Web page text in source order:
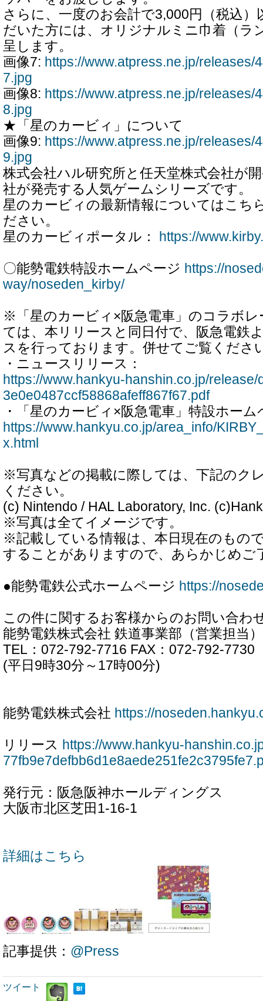
さらに、一度のお会計で3,000円（税込
だいた方には、オリジナルミニ巾着（ラ
呈します。
画像7: https://www.atpress.ne.jp/releases/
7.jpg
画像8: https://www.atpress.ne.jp/releases/
8.jpg
★「星のカービィ」について
画像9: https://www.atpress.ne.jp/releases/
9.jpg
株式会社ハル研究所と任天堂株式会社が
社が発売する人気ゲームシリーズです。
星のカービィの最新情報についてはこち
ださい。
星のカービィポータル：
https://
〇能勢電鉄特設ホームページ https://
way/noseden_kirby/
※「星のカービィ×阪急電車」のコラボ
ては、本リリースと同日付で、阪急電鉄
スを行っております。併せてご覧くださ
・ニュースリリース：
https://www.hankyu-hanshin.co.jp/
3e0e0487ccf58868afeff867f67.pdf
・「星のカービィ×阪急電車」特設ホーム
https://www.hankyu.co.jp/area_info/
x.html
※写真などの掲載に際しては、下記のク
ください。
(c) Nintendo / HAL Laboratory, Inc.
※写真は全てイメージです。
※記載している情報は、本日現在のもの
することがありますので、あらかじめご
●能勢電鉄公式ホームページ https://
この件に関するお客様からのお問い合わ
能勢電鉄株式会社 鉄道事業部（営業担当）
TEL：072-792-7716 FAX：072-792-7730
(平日9時30分～17時00分)
能勢電鉄株式会社 https://
リリース https://www.hankyu-
発行元：阪急阪神ホールディングス
大阪市北区芝田1-16-1
詳細はこちら
記事提供： @Press
ツイート